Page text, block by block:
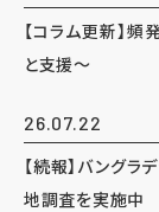
【コラム更新】
と支援～
26.07.22
【続報】バング
地調査を実施中